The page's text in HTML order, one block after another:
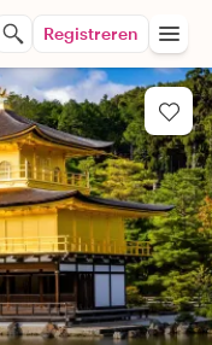
Registreren